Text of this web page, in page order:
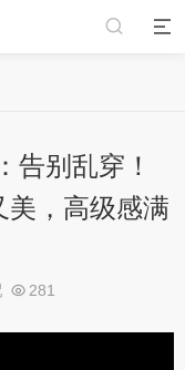
告别乱穿！
美，高级感满
281